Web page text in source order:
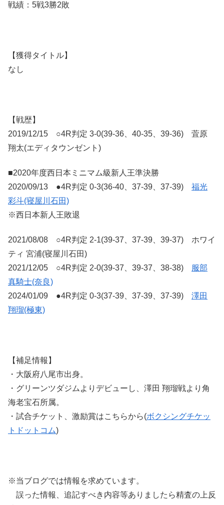
戦績：5戦3勝2敗
【獲得タイトル】
なし
【戦歴】
2019/12/15 ○4R判定 3-0(39-36、40-35、39-36) 萓原
翔太(エディタウンゼント)
■2020年度西日本ミニマム級新人王準決勝
2020/09/13 ●4R判定 0-3(36-40、37-39、37-39) 福光
彩斗(寝屋川石田)
※西日本新人王敗退
2021/08/08 ○4R判定 2-1(39-37、37-39、39-37) ホワイ
ティ 宮浦(寝屋川石田)
2021/12/05 ○4R判定 2-0(39-37、39-37、38-38)
服部
真騎士(奈良)
2024/01/09 ●4R判定 0-3(37-39、37-39、37-39) 澤田
翔瑠(極東)
【補足情報】
・大阪府八尾市出身。
・グリーンツダジムよりデビューし、澤田 翔瑠戦より角
海老宝石所属。
・試合チケット、激励賞はこちらから(ボクシングチケッ
トドットコム)
※当ブログでは情報を求めています。
誤った情報、追記すべき内容等ありましたら精査の上反